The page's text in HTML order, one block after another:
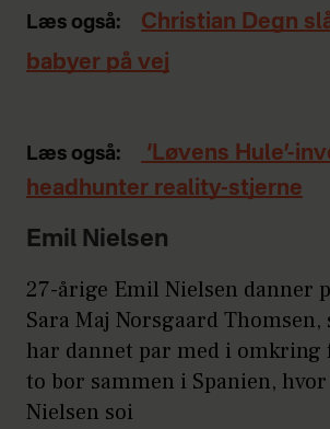
Læs også:
Christian Degn
babyer på vej
Læs også:
‘Løvens Hule’-
headhunter reality-stjerne
Emil Nielsen
27-årige Emil Nielsen danner
Sara Maj Norsgaard Thomsen,
har dannet par med i omkring
to bor sammen i Spanien,
Nielsen soi